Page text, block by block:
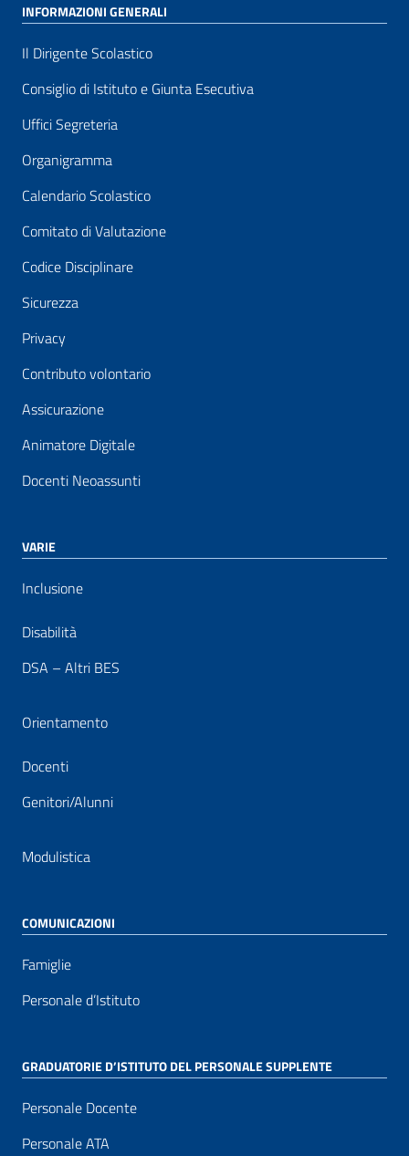
INFORMAZIONI GENERALI
Il Dirigente Scolastico
Consiglio di Istituto e Giunta Esecutiva
Uffici Segreteria
Organigramma
Calendario Scolastico
Comitato di Valutazione
Codice Disciplinare
Sicurezza
Privacy
Contributo volontario
Assicurazione
Animatore Digitale
Docenti Neoassunti
VARIE
Inclusione
Disabilità
DSA – Altri BES
Orientamento
Docenti
Genitori/Alunni
Modulistica
COMUNICAZIONI
Famiglie
Personale d’Istituto
GRADUATORIE D’ISTITUTO DEL PERSONALE SUPPLENTE
Personale Docente
Personale ATA